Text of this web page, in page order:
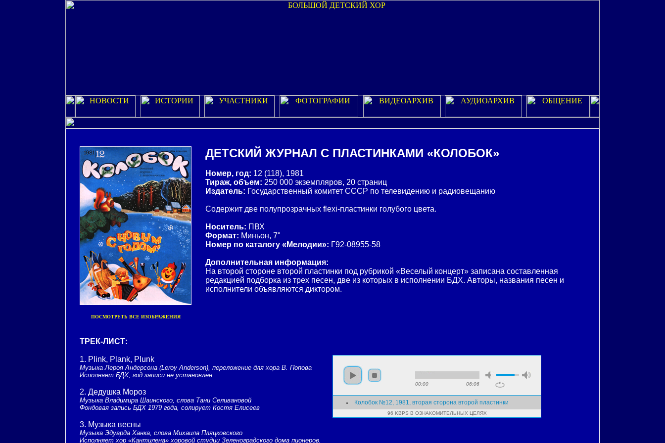
ПОСМОТРЕТЬ ВСЕ ИЗОБРАЖЕНИЯ
ДЕТСКИЙ ЖУРНАЛ С ПЛАСТИНКАМИ «КОЛОБОК»
Номер, год: 12 (118), 1981
Тираж, объем: 250 000 экземпляров, 20 страниц
Издатель: Государственный комитет СССР по телевидению и радиовещанию
Содержит две полупрозрачных flexi-пластинки голубого цвета.
Носитель: ПВХ
Формат: Миньон, 7"
Номер по каталогу «Мелодии»: Г92-08955-58
Дополнительная информация:
На второй стороне второй пластинки под рубрикой «Веселый концерт» записана составленная
редакцией подборка из трех песен, две из которых в исполнении БДХ. Авторы, названия песен и
исполнители объявляются диктором.
ТРЕК-ЛИСТ:
1. Plink, Plank, Plunk
Музыка Лероя Андерсона (Leroy Anderson), переложение для хора В. Попова
Исполняет БДХ, год записи не установлен
2. Дедушка Мороз
Музыка Владимира Шаинского, слова Тани Селивановой
Фондовая запись БДХ 1979 года, солирует Костя Елисеев
3. Музыка весны
Музыка Эдуарда Ханка, слова Михаила Пляцковского
Исполняет хор «Кантилена» хоровой студии Зеленоградского дома пионеров,
00:00 06:06
Колобок №12, 1981, вторая сторона второй пластинки
96 KBPS В ОЗНАКОМИТЕЛЬНЫХ ЦЕЛЯХ